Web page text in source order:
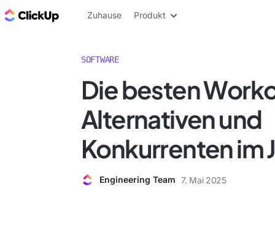
ClickUp Blog
Zuhause Produkt
SOFTWARE
Die besten
Alternativen und
Konkurrenten im
Engineering Team 7. Mai 2025